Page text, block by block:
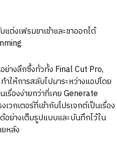
ต่งเฟรมขาเข้าและขาออกได้
างลึกซึ้งทั่วทั้ง Final Cut Pro,
ให้การสลับไปมาระหว่างแอปโดย
รื่องง่ายกว่าที่เคย Generate
วกเตอร์ที่เข้ากับโปรเจกต์เป็นเรื่อง
อย่างเต็มรูปแบบและบันทึกไว้ใน
หลัง